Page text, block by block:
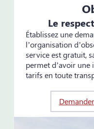
Le
Établissez une
l’organisation
service est gratuit,
permet d’avoir une
tarifs en toute